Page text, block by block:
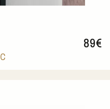
89€